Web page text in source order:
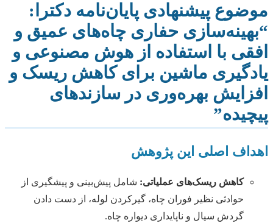
موضوع پیشنهادی پایان‌نامه دکترا:
“بهینه‌سازی حفاری چاه‌های عمیق و
افقی با استفاده از هوش مصنوعی و
یادگیری ماشین برای کاهش ریسک و
افزایش بهره‌وری در سازندهای
پیچیده”
اهداف اصلی این پژوهش
کاهش ریسک‌های عملیاتی: شامل پیش‌بینی و پیشگیری از
حوادثی نظیر فوران چاه، گیرکردن لوله، از دست دادن
گردش سیال و ناپایداری دیواره چاه.